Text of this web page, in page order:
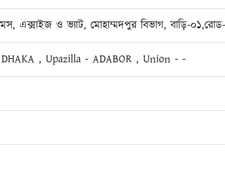
এক্সাইজ ও ভ্যাট, মোহাম্মদপুর বিভাগ, বাড়ি-
, Upazilla - ADABOR , Union - -